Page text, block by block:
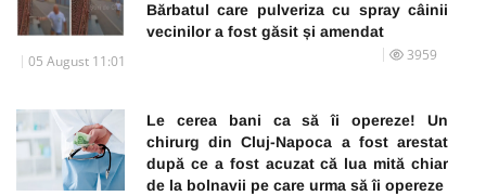
Bărbatul care pulveriza cu spray câinii
vecinilor a fost găsit și amendat
05 August 11:01 3959
Le cerea bani ca să îi opereze! Un
chirurg din Cluj-Napoca a fost arestat
după ce a fost acuzat că lua mită chiar
de la bolnavii pe care urma să îi opereze